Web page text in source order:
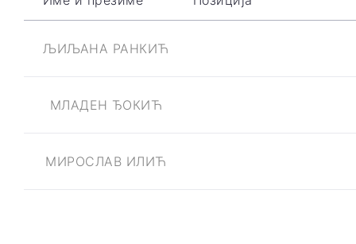
ЉИЉАНА РАНКИЋ
МЛАДЕН ЂОКИЋ
МИРОСЛАВ ИЛИЋ